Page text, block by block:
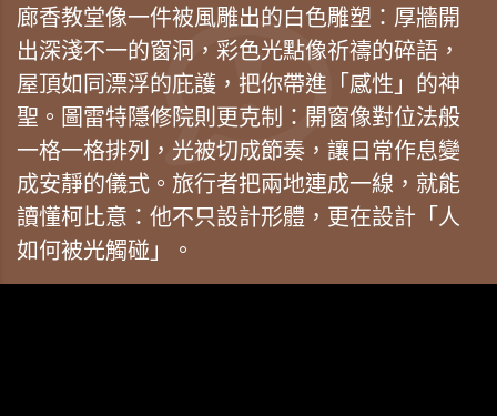
廊香教堂像一件被風雕出的白色雕塑：厚牆開
出深淺不一的窗洞，彩色光點像祈禱的碎語，
屋頂如同漂浮的庇護，把你帶進「感性」的神
聖。圖雷特隱修院則更克制：開窗像對位法般
一格一格排列，光被切成節奏，讓日常作息變
成安靜的儀式。旅行者把兩地連成一線，就能
讀懂柯比意：他不只設計形體，更在設計「人
如何被光觸碰」。